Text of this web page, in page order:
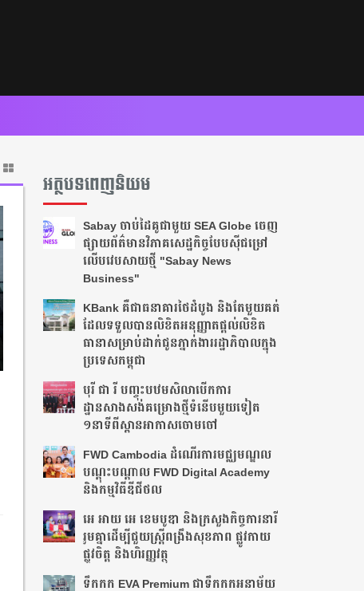
អត្ថបទពេញនិយម
Sabay ចាប់​ដៃគូ​ជាមួយ SEA Globe ចេញ
ផ្សាយព័ត៌មានវិភាគសេដ្ឋកិច្ចបែបស៊ី​ជម្រៅ
លើបវេបសាយថ្មី "Sabay News
Business"
KBank គឺជាធនាគារថៃដំបូង និងតែមួយគត់
ដែលទទួលបានលិខិតអនុញ្ញាតផ្តល់លិខិត
ធានាសម្រាប់ដាក់ជូនភ្នាក់ងាររដ្ឋាភិបាលក្នុង
ប្រទេសកម្ពុជា
បុរី ជា រី បញ្ចុះបឋមសិលាបើកការ
ដ្ឋានសាងសង់គម្រោងថ្មីទំនើបមួយទៀត
១នាទីពីស្ពានអាកាសចោមចៅ
FWD Cambodia ដំណើរការមជ្ឈមណ្ឌល
បណ្ដុះបណ្ដាល FWD Digital Academy
និងកម្មវិធីឌីជីថល
អេ អាយ អេ ខេមបូឌា និងក្រសួងកិច្ចការនារី
រួមគ្នាដើម្បីជួយស្ត្រីពង្រឹងសុខភាព ផ្លូវកាយ
ផ្លូវចិត្ត និងហិរញ្ញវត្ថុ
ទឹកកក EVA Premium ជាទឹកកកអនាម័យ